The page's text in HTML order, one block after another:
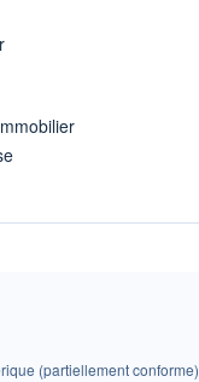
(partiellement conforme)